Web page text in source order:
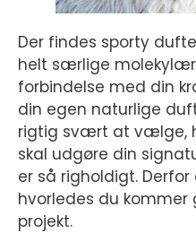
Der findes sporty
helt særlige
forbindelse med din
din egen naturlige
rigtig svært at vælge,
skal udgøre din
er så righoldigt.
hvorledes du
projekt.